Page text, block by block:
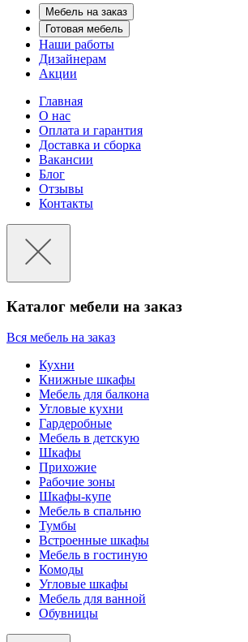
Мебель на заказ
Готовая мебель
Наши работы
Дизайнерам
Акции
Главная
О нас
Оплата и гарантия
Доставка и сборка
Вакансии
Блог
Отзывы
Контакты
Каталог мебели на заказ
Вся мебель на заказ
Кухни
Книжные шкафы
Мебель для балкона
Угловые кухни
Гардеробные
Мебель в детскую
Шкафы
Прихожие
Рабочие зоны
Шкафы-купе
Мебель в спальню
Тумбы
Встроенные шкафы
Мебель в гостиную
Комоды
Угловые шкафы
Мебель для ванной
Обувницы